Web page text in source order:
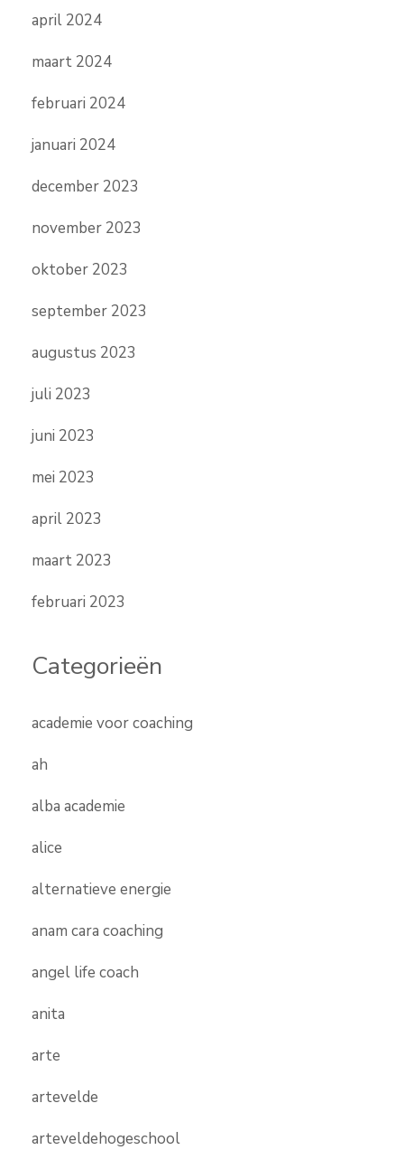
april 2024
maart 2024
februari 2024
januari 2024
december 2023
november 2023
oktober 2023
september 2023
augustus 2023
juli 2023
juni 2023
mei 2023
april 2023
maart 2023
februari 2023
Categorieën
academie voor coaching
ah
alba academie
alice
alternatieve energie
anam cara coaching
angel life coach
anita
arte
artevelde
arteveldehogeschool